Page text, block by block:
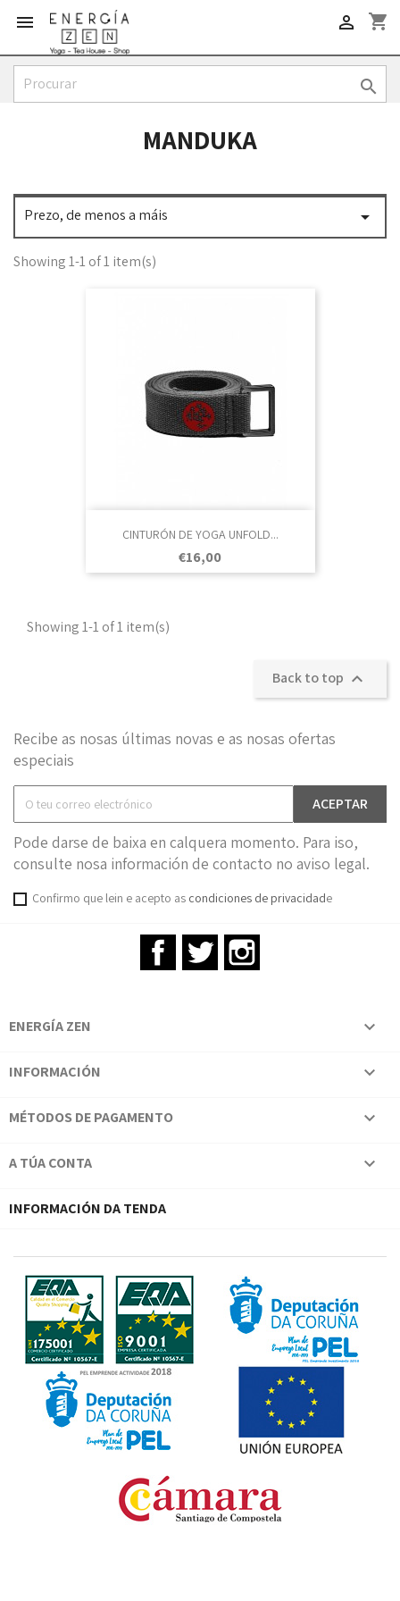
 shopping_cart


MANDUKA
Prezo, de menos a máis 
Showing 1-1 of 1 item(s)
CINTURÓN DE YOGA UNFOLD...
Prezo
€16,00
Showing 1-1 of 1 item(s)
Back to top 
Recibe as nosas últimas novas e as nosas ofertas
especiais
Pode darse de baixa en calquera momento. Para iso,
consulte nosa información de contacto no aviso legal.
Confirmo que lein e acepto as condiciones de privacidade
FacebookTwitter
ENERGÍA ZEN 
INFORMACIÓN 
MÉTODOS DE PAGAMENTO 
A TÚA CONTA 
INFORMACIÓN DA TENDA